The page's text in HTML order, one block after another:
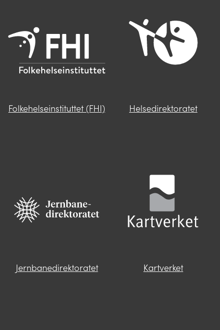
Folkehelseinstituttet (FHI) Helsedirektoratet
Jernbanedirektoratet Kartverket